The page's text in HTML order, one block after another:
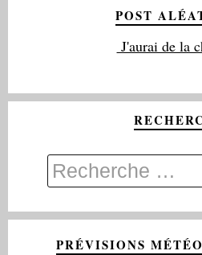
POST
J'aurai de la
PRÉVISIONS